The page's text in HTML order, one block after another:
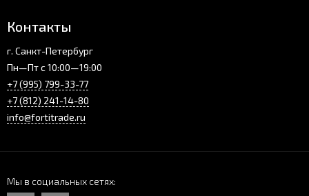
Контакты
г. Санкт-Петербург
Пн—Пт с 10:00—19:00
+7 (995) 799-33-77
+7 (812) 241-14-80
info@fortitrade.ru
Мы в социальных сетях